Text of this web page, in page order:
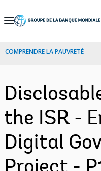
Skip
Navigation
COMPRENDRE LA PAUVRETÉ
the ISR -
Digital